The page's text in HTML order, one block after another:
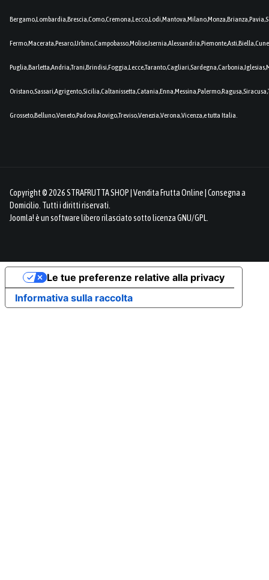
Grosseto,Belluno,Veneto,Padova,Rovigo,Treviso,Venezia,Verona,Vicenza,e tutta Italia.
Copyright © 2026 STRAFRUTTA SHOP | Vendita Frutta Online | Consegna a
Domicilio. Tutti i diritti riservati.
Joomla!è un software libero rilasciato sotto licenza GNU/GPL.
Informativa sulla raccolta
Le tue preferenze relative alla privacy